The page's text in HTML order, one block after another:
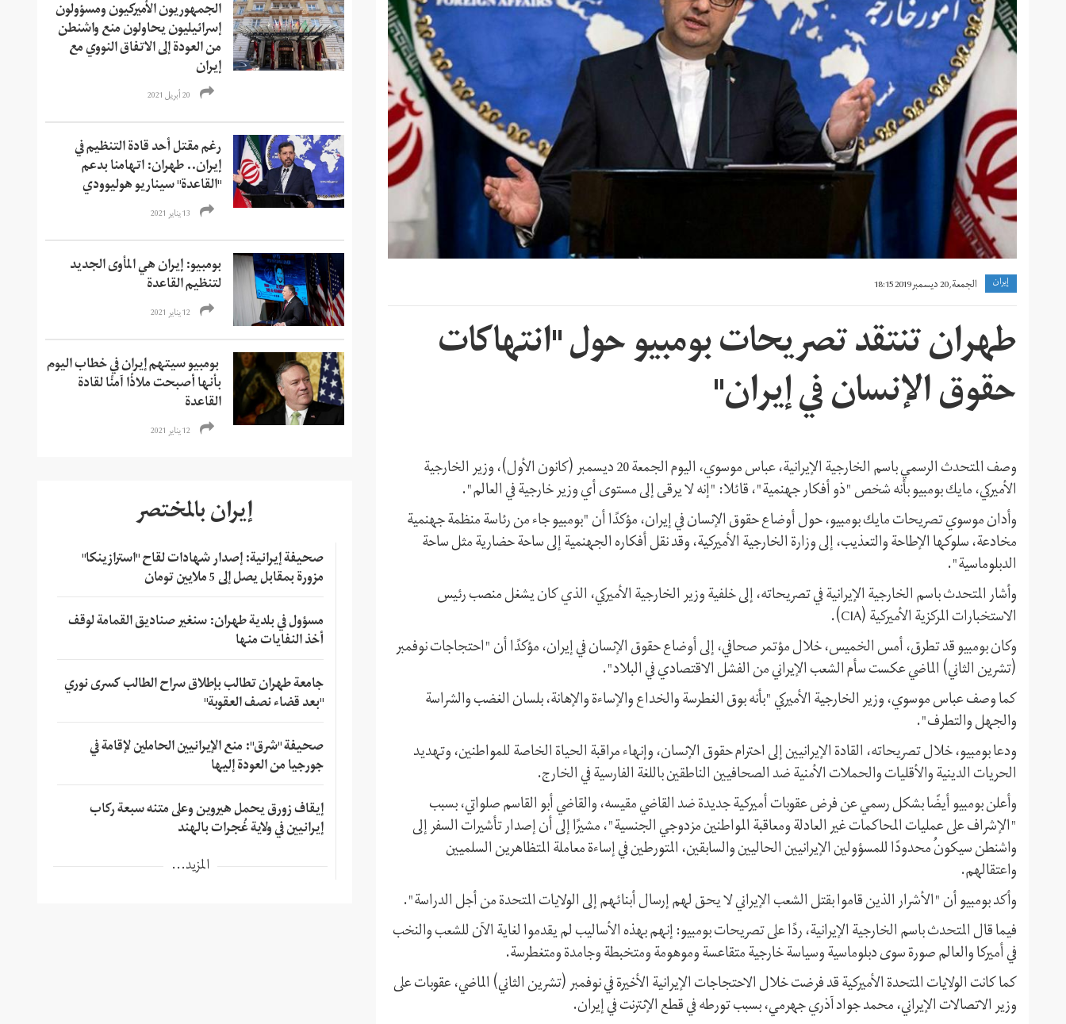
إيران الجمعة, 20 ديسمبر 2019 18:15
طهران تنتقد تصريحات بومبيو حول "انتهاكات
حقوق الإنسان في إيران"
وصف المتحدث الرسمي باسم الخارجية الإيرانية، عباس موسوي، اليوم الجمعة 20 ديسمبر (كانون الأول)، وزير الخارجية
الأميركي، مايك بومبيو بأنه شخص "ذو أفكار جهنمية"، قائلا: "إنه لا يرقى إلى مستوى أي وزير خارجية في العالم".
وأدان موسوي تصريحات مايك بومبيو، حول أوضاع حقوق الإنسان في إيران، مؤكدًا أن "بومبيو جاء من رئاسة منظمة جهنمية
مخادعة، سلوكها الإطاحة والتعذيب، إلى وزارة الخارجية الأميركية، وقد نقل أفكاره الجهنمية إلى ساحة حضارية مثل ساحة
الدبلوماسية".
وأشار المتحدث باسم الخارجية الإيرانية في تصريحاته، إلى خلفية وزير الخارجية الأميركي، الذي كان يشغل منصب رئيس
الاستخبارات المركزية الأميركية (CIA).
وكان بومبيو قد تطرق، أمس الخميس، خلال مؤتمر صحافي، إلى أوضاع حقوق الإنسان في إيران، مؤكدًا أن "احتجاجات نوفمبر
(تشرين الثاني) الماضي عكست سأم الشعب الإيراني من الفشل الاقتصادي في البلاد".
كما وصف عباس موسوي، وزير الخارجية الأميركي "بأنه بوق الغطرسة والخداع والإساءة والإهانة، بلسان الغضب والشراسة
والجهل والتطرف".
ودعا بومبيو، خلال تصريحاته، القادة الإيرانيين إلى احترام حقوق الإنسان، وإنهاء مراقبة الحياة الخاصة للمواطنين، وتهديد
الحريات الدينية والأقليات والحملات الأمنية ضد الصحافيين الناطقين باللغة الفارسية في الخارج.
وأعلن بومبيو أيضًا بشكل رسمي عن فرض عقوبات أميركية جديدة ضد القاضي مقيسه، والقاضي أبو القاسم صلواتي، بسبب
"الإشراف على عمليات المحاكمات غير العادلة ومعاقبة المواطنين مزدوجي الجنسية"، مشيرًا إلى أن إصدار تأشيرات السفر إلى
واشنطن سيكونُ محدودًا للمسؤولين الإيرانيين الحاليين والسابقين، المتورطين في إساءة معاملة المتظاهرين السلميين
واعتقالهم.
وأكد بومبيو أن "الأشرار الذين قاموا بقتل الشعب الإيراني لا يحق لهم إرسال أبنائهم إلى الولايات المتحدة من أجل الدراسة".
فيما قال المتحدث باسم الخارجية الإيرانية، ردًا على تصريحات بومبيو: إنهم بهذه الأساليب لم يقدموا لغاية الآن للشعب والنخب
في أميركا والعالم صورة سوى دبلوماسية وسياسة خارجية متقاعسة وموهومة ومتخبطة وجامدة ومتغطرسة.
كما كانت الولايات المتحدة الأميركية قد فرضت خلال الاحتجاجات الإيرانية الأخيرة في نوفمبر (تشرين الثاني) الماضي، عقوبات على
وزير الاتصالات الإيراني، محمد جواد آذري جهرمي، بسبب تورطه في قطع الإنترنت في إيران.
الجمهوريون الأميركيون ومسؤولون
إسرائيليون يحاولون منع واشنطن
من العودة إلى الاتفاق النووي مع
إيران
20 أبريل 2021
رغم مقتل أحد قادة التنظيم في
إيران.. طهران: اتهامنا بدعم
"القاعدة" سيناريو هوليوودي
13 يناير 2021
بومبیو: إيران هي المأوى الجديد
لتنظيم القاعدة
12 يناير 2021
بومبيو سيتهم إیران في خطاب اليوم
بأنها أصبحت ملاذًا آمنًا لقادة
القاعدة
12 يناير 2021
إيران بالمختصر
صحيفة إيرانية: إصدار شهادات لقاح "استرازينكا"
مزورة بمقابل يصل إلى 5 ملايين تومان
مسؤول في بلدية طهران: سنغير صناديق القمامة لوقف
أخذ النفايات منها
جامعة طهران تطالب بإطلاق سراح الطالب كسرى نوري
"بعد قضاء نصف العقوبة"
صحيفة "شرق": منع الإيرانيين الحاملين لإقامة في
جورجيا من العودة إليها
إيقاف زورق يحمل هيروين وعلى متنه سبعة ركاب
إيرانيين في ولاية غُجرات بالهند
المزيد...